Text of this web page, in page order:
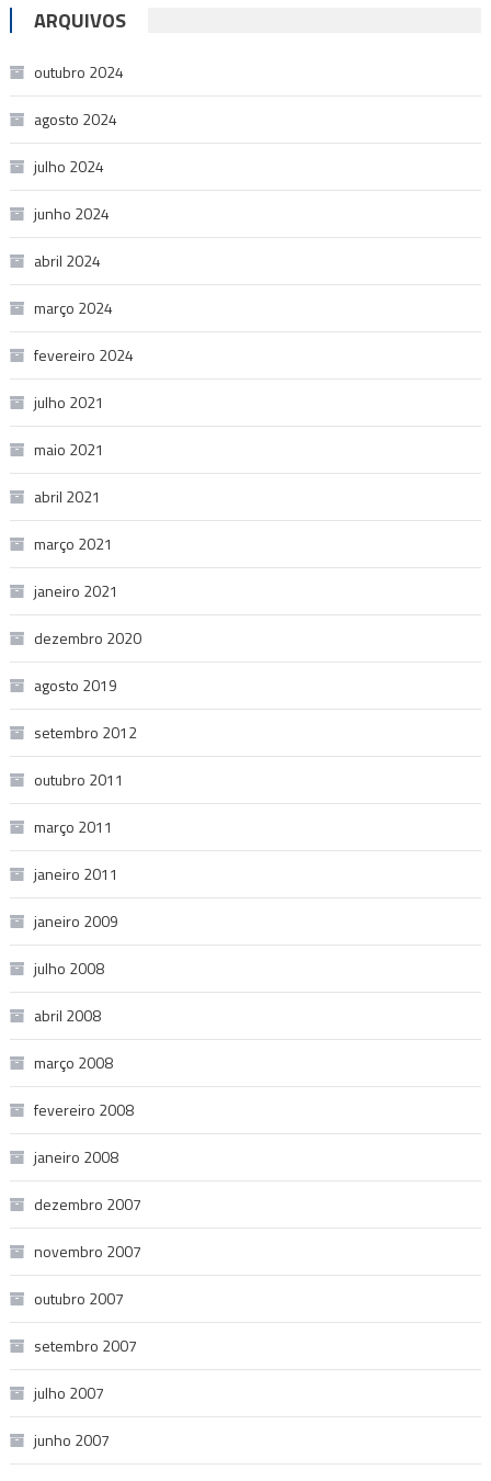
ARQUIVOS
outubro 2024
agosto 2024
julho 2024
junho 2024
abril 2024
março 2024
fevereiro 2024
julho 2021
maio 2021
abril 2021
março 2021
janeiro 2021
dezembro 2020
agosto 2019
setembro 2012
outubro 2011
março 2011
janeiro 2011
janeiro 2009
julho 2008
abril 2008
março 2008
fevereiro 2008
janeiro 2008
dezembro 2007
novembro 2007
outubro 2007
setembro 2007
julho 2007
junho 2007